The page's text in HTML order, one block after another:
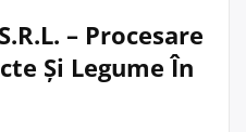
– Procesare
Și Legume În